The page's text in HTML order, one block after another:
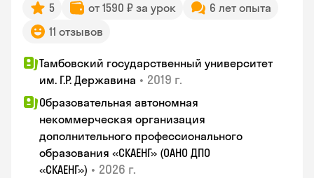
5 от 1590 ₽ за урок
6 лет опыта
11 отзывов
Тамбовский государственный университет
им. Г.Р. Державина • 2019 г.
Образовательная автономная
некоммерческая организация
дополнительного профессионального
образования «СКАЕНГ» (ОАНО ДПО
«СКАЕНГ») • 2026 г.